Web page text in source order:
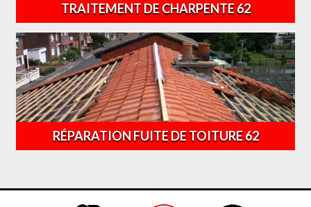
TRAITEMENT DE CHARPENTE 62
RÉPARATION FUITE DE TOITURE 62